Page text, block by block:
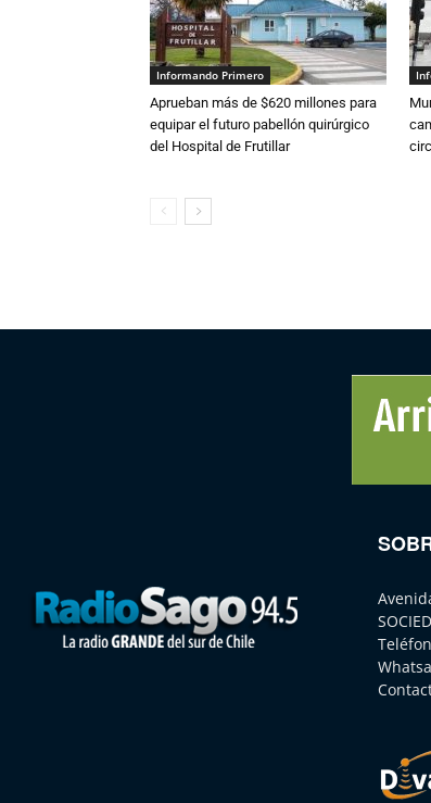
Informando Primero
Aprueban más de $620 millones para
equipar el futuro pabellón quirúrgico
del Hospital de Frutillar